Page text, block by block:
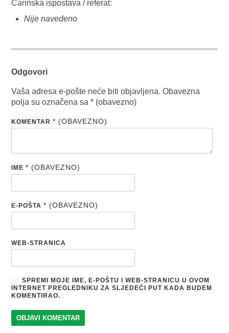
Carinska ispostava / referat:
Nije navedeno
Odgovori
Vaša adresa e-pošte neće biti objavljena. Obavezna
polja su označena sa* (obavezno)
KOMENTAR* (OBAVEZNO)
IME* (OBAVEZNO)
E-POŠTA* (OBAVEZNO)
WEB-STRANICA
SPREMI MOJE IME, E-POŠTU I WEB-STRANICU U OVOM
INTERNET PREGLEDNIKU ZA SLJEDEĆI PUT KADA BUDEM
KOMENTIRAO.